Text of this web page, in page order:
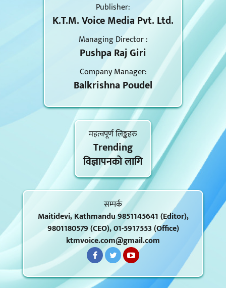
Publisher:
K.T.M. Voice Media Pvt. Ltd.
Managing Director :
Pushpa Raj Giri
Company Manager:
Balkrishna Poudel
महत्वपूर्ण लिङ्कहरु
Trending
विज्ञापनकाे लागि
सम्पर्क
Maitidevi, Kathmandu 9851145641 (Editor),
9801180579 (CEO), 01-5917553 (Office)
ktmvoice.com@gmail.com